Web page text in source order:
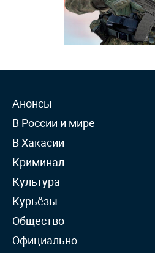
Анонсы
В России и мире
В Хакасии
Криминал
Культура
Курьёзы
Общество
Официально